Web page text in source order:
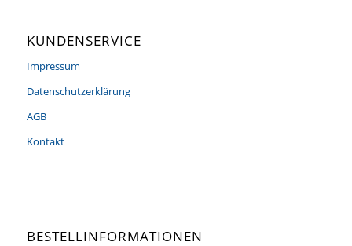
KUNDENSERVICE
Impressum
Datenschutzerklärung
AGB
Kontakt
BESTELLINFORMATIONEN